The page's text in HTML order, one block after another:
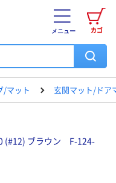
カゴ
メニュー
/マット 玄関マット/ドア
(#12) ブラウン F-124-